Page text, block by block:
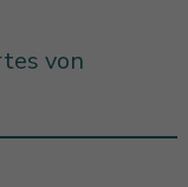
von